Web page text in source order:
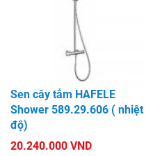
Sen cây tắm HAFELE
Shower 589.29.606 ( nhiệt
độ)
20.240.000 VND